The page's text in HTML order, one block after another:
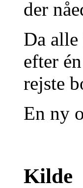
der
Da
efter
rejste
En ny
Kilde